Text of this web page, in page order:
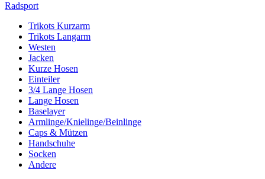
Radsport
Trikots Kurzarm
Trikots Langarm
Westen
Jacken
Kurze Hosen
Einteiler
3/4 Lange Hosen
Lange Hosen
Baselayer
Armlinge/Knielinge/Beinlinge
Caps & Mützen
Handschuhe
Socken
Andere